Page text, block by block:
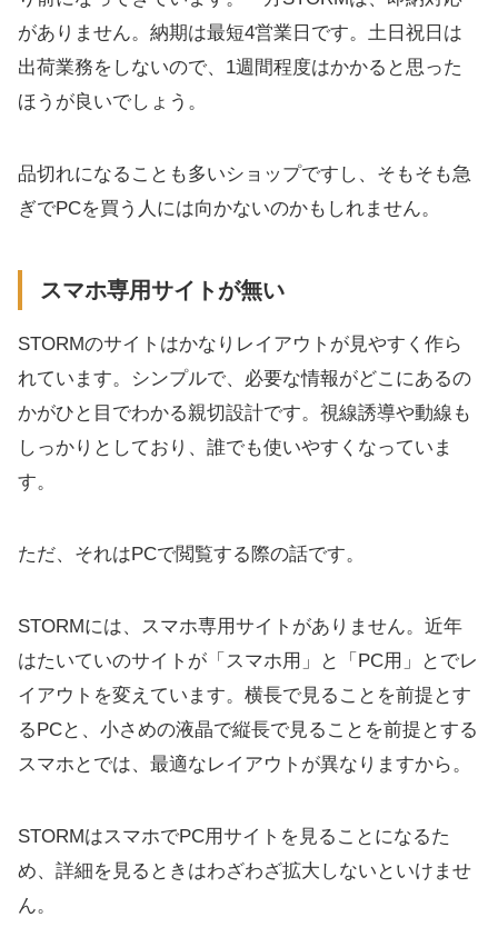
がありません。納期は最短4営業日です。土日祝日は
出荷業務をしないので、1週間程度はかかると思った
ほうが良いでしょう。
品切れになることも多いショップですし、そもそも急
ぎでPCを買う人には向かないのかもしれません。
スマホ専用サイトが無い
STORMのサイトはかなりレイアウトが見やすく作ら
れています。シンプルで、必要な情報がどこにあるの
かがひと目でわかる親切設計です。視線誘導や動線も
しっかりとしており、誰でも使いやすくなっていま
す。
ただ、それはPCで閲覧する際の話です。
STORMには、スマホ専用サイトがありません。近年
はたいていのサイトが「スマホ用」と「PC用」とでレ
イアウトを変えています。横長で見ることを前提とす
るPCと、小さめの液晶で縦長で見ることを前提とする
スマホとでは、最適なレイアウトが異なりますから。
STORMはスマホでPC用サイトを見ることになるた
め、詳細を見るときはわざわざ拡大しないといけませ
ん。